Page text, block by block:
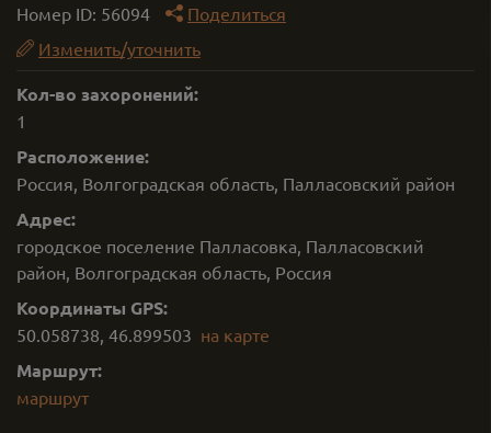
Номер ID: 56094
Поделиться
Изменить/уточнить
Кол-во захоронений:
1
Расположение:
Россия, Волгоградская область, Палласовский район
Адрес:
городское поселение Палласовка, Палласовский
район, Волгоградская область, Россия
Координаты GPS:
50.058738, 46.899503 на карте
Маршрут:
маршрут